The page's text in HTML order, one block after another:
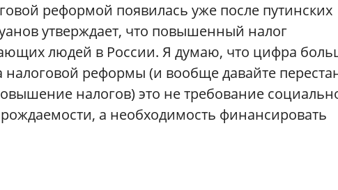
реформой появилась уже после путинских
утверждает, что повышенный налог
людей в России. Я думаю, что цифра
реформы (и вообще давайте
налогов) это не требование
а необходимость финансировать